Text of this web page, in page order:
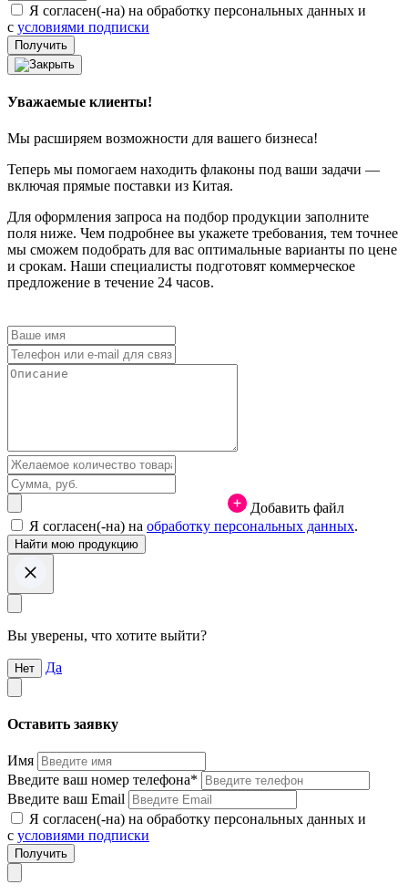
Я согласен(-на) на обработку персональных данных и
с условиями подписки
Уважаемые клиенты!
Мы расширяем возможности для вашего бизнеса!
Теперь мы помогаем находить флаконы под ваши задачи —
включая прямые поставки из Китая.
Для оформления запроса на подбор продукции заполните
поля ниже. Чем подробнее вы укажете требования, тем точнее
мы сможем подобрать для вас оптимальные варианты по цене
и срокам. Наши специалисты подготовят коммерческое
предложение в течение 24 часов.
Добавить файл
Я согласен(-на) на обработку персональных данных.
Вы уверены, что хотите выйти?
Нет Да
Оставить заявку
Имя
Введите ваш номер телефона*
Введите ваш Email
Я согласен(-на) на обработку персональных данных и
с условиями подписки